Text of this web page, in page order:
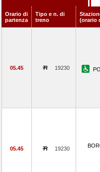
Orario di
partenza
Tipo e n. di
treno
(orario
05.45 19230
05.45 19230